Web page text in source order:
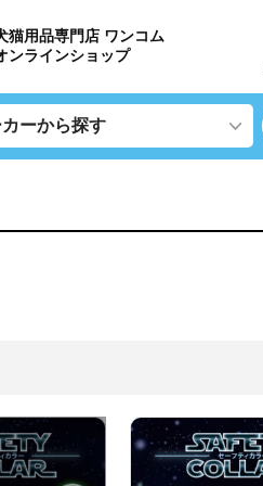
猫用品専門店 ワンコム
ンラインショップ